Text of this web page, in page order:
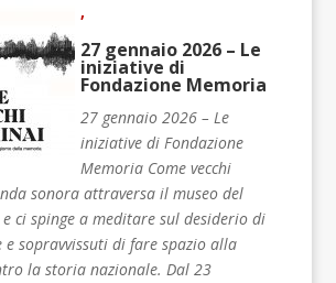
,
27 gennaio 2026 – Le
iniziative di
Fondazione Memoria
27 gennaio 2026 – Le
iniziative di Fondazione
Memoria Come vecchi
sonora attraversa il museo del
ci spinge a meditare sul desiderio di
e sopravvissuti di fare spazio alla
la storia nazionale. Dal 23